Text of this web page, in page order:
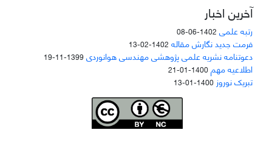
آخرین اخبار
رتبه علمی 1402-06-08
فرمت جدید نگارش مقاله 1402-02-13
دعوتنامه نشریه علمی پژوهشی مهندسی هوانوردی1399-11-19
اطلاعیه مهم1400-01-21
تبریک نوروز 1400-01-13